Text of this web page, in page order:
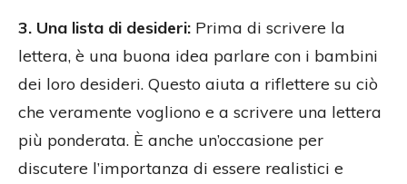
3. Una lista di desideri: Prima di scrivere la
lettera, è una buona idea parlare con i bambini
dei loro desideri. Questo aiuta a riflettere su ciò
che veramente vogliono e a scrivere una lettera
più ponderata. È anche un’occasione per
discutere l’importanza di essere realistici e